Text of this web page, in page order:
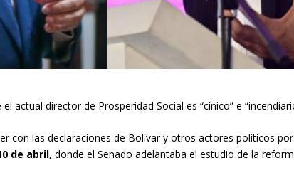
actual director de Prosperidad Social es “cínico” e
con las declaraciones de Bolívar y otros actores políticos
de abril, donde el Senado adelantaba el estudio de la